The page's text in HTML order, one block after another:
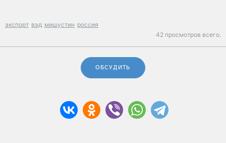
экспорт вэд мишустин россия
42 просмотров всего.
ОБСУДИТЬ